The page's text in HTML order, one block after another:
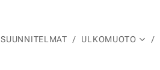
SUUNNITELMAT ULKOMUOTO